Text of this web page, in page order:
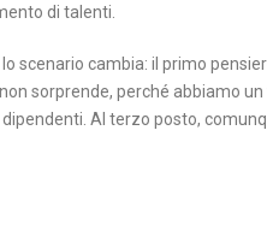
di talenti.
lo scenario cambia: il primo
sorprende, perché abbiamo
Al terzo posto,